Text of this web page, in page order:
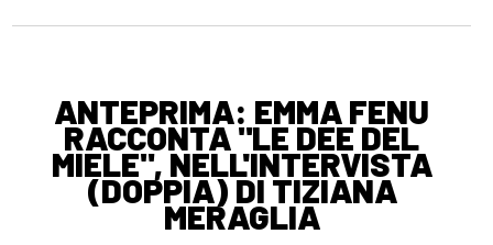
ANTEPRIMA: EMMA FENU
RACCONTA "LE DEE DEL
MIELE", NELL'INTERVISTA
(DOPPIA) DI TIZIANA
MERAGLIA